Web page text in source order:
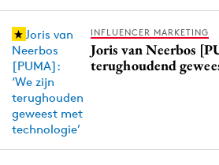
INFLUENCER MARKETING
Joris van Neerbos
terughoudend